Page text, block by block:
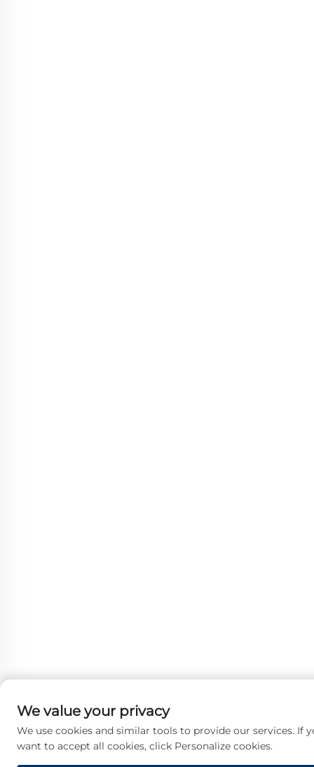
We value your privacy
We use cookies and similar tools to provide our services. If
want to accept all cookies, click Personalize cookies.